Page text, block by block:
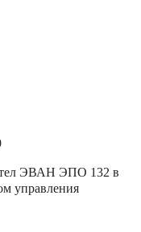
ЭВАН ЭПО 132 в
управления